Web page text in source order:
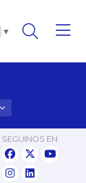
▼
SEGUINOS EN